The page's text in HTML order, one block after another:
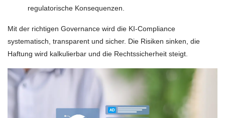
regulatorische Konsequenzen.
Mit der richtigen Governance wird die KI-Compliance
systematisch, transparent und sicher. Die Risiken sinken, die
Haftung wird kalkulierbar und die Rechtssicherheit steigt.